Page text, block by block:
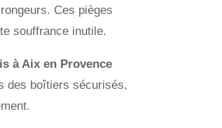
Ces pièges
souffrance inutile.
à Aix en Provence
des boîtiers sécurisés,